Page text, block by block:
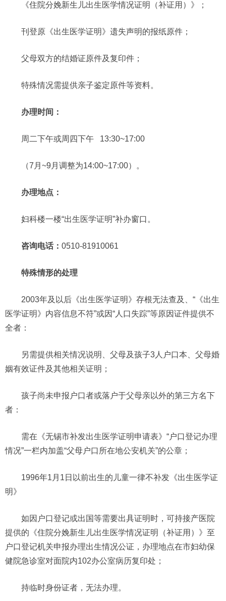
《住院分娩新生儿出生医学情况证明（补证用）》；
刊登原《出生医学证明》遗失声明的报纸原件；
父母双方的结婚证原件及复印件；
特殊情况需提供亲子鉴定原件等资料。
办理时间：
周二下午或周四下午 13:30~17:00
（7月~9月调整为14:00~17:00）。
办理地点：
妇科楼一楼“出生医学证明”补办窗口。
咨询电话： 0510-81910061
特殊情形的处理
2003年及以后《出生医学证明》存根无法查及、“《出生
医学证明》内容信息不符”或因“人口失踪”等原因证件提供不
全者：
另需提供相关情况说明、父母及孩子3人户口本、父母婚
姻有效证件及其他相关证明；
孩子尚未申报户口者或落户于父母亲以外的第三方名下
者：
需在《无锡市补发出生医学证明申请表》“户口登记办理
情况”一栏内加盖“父母户口所在地公安机关”的公章；
1996年1月1日以前出生的儿童一律不补发《出生医学证
明》
如因户口登记或出国等需要出具证明时，可持接产医院
提供的《住院分娩新生儿出生医学情况证明（补证用）》至
户口登记机关申报办理出生情况公证，办理地点在市妇幼保
健院急诊室对面院内102办公室病历复印处；
持临时身份证者，无法办理。